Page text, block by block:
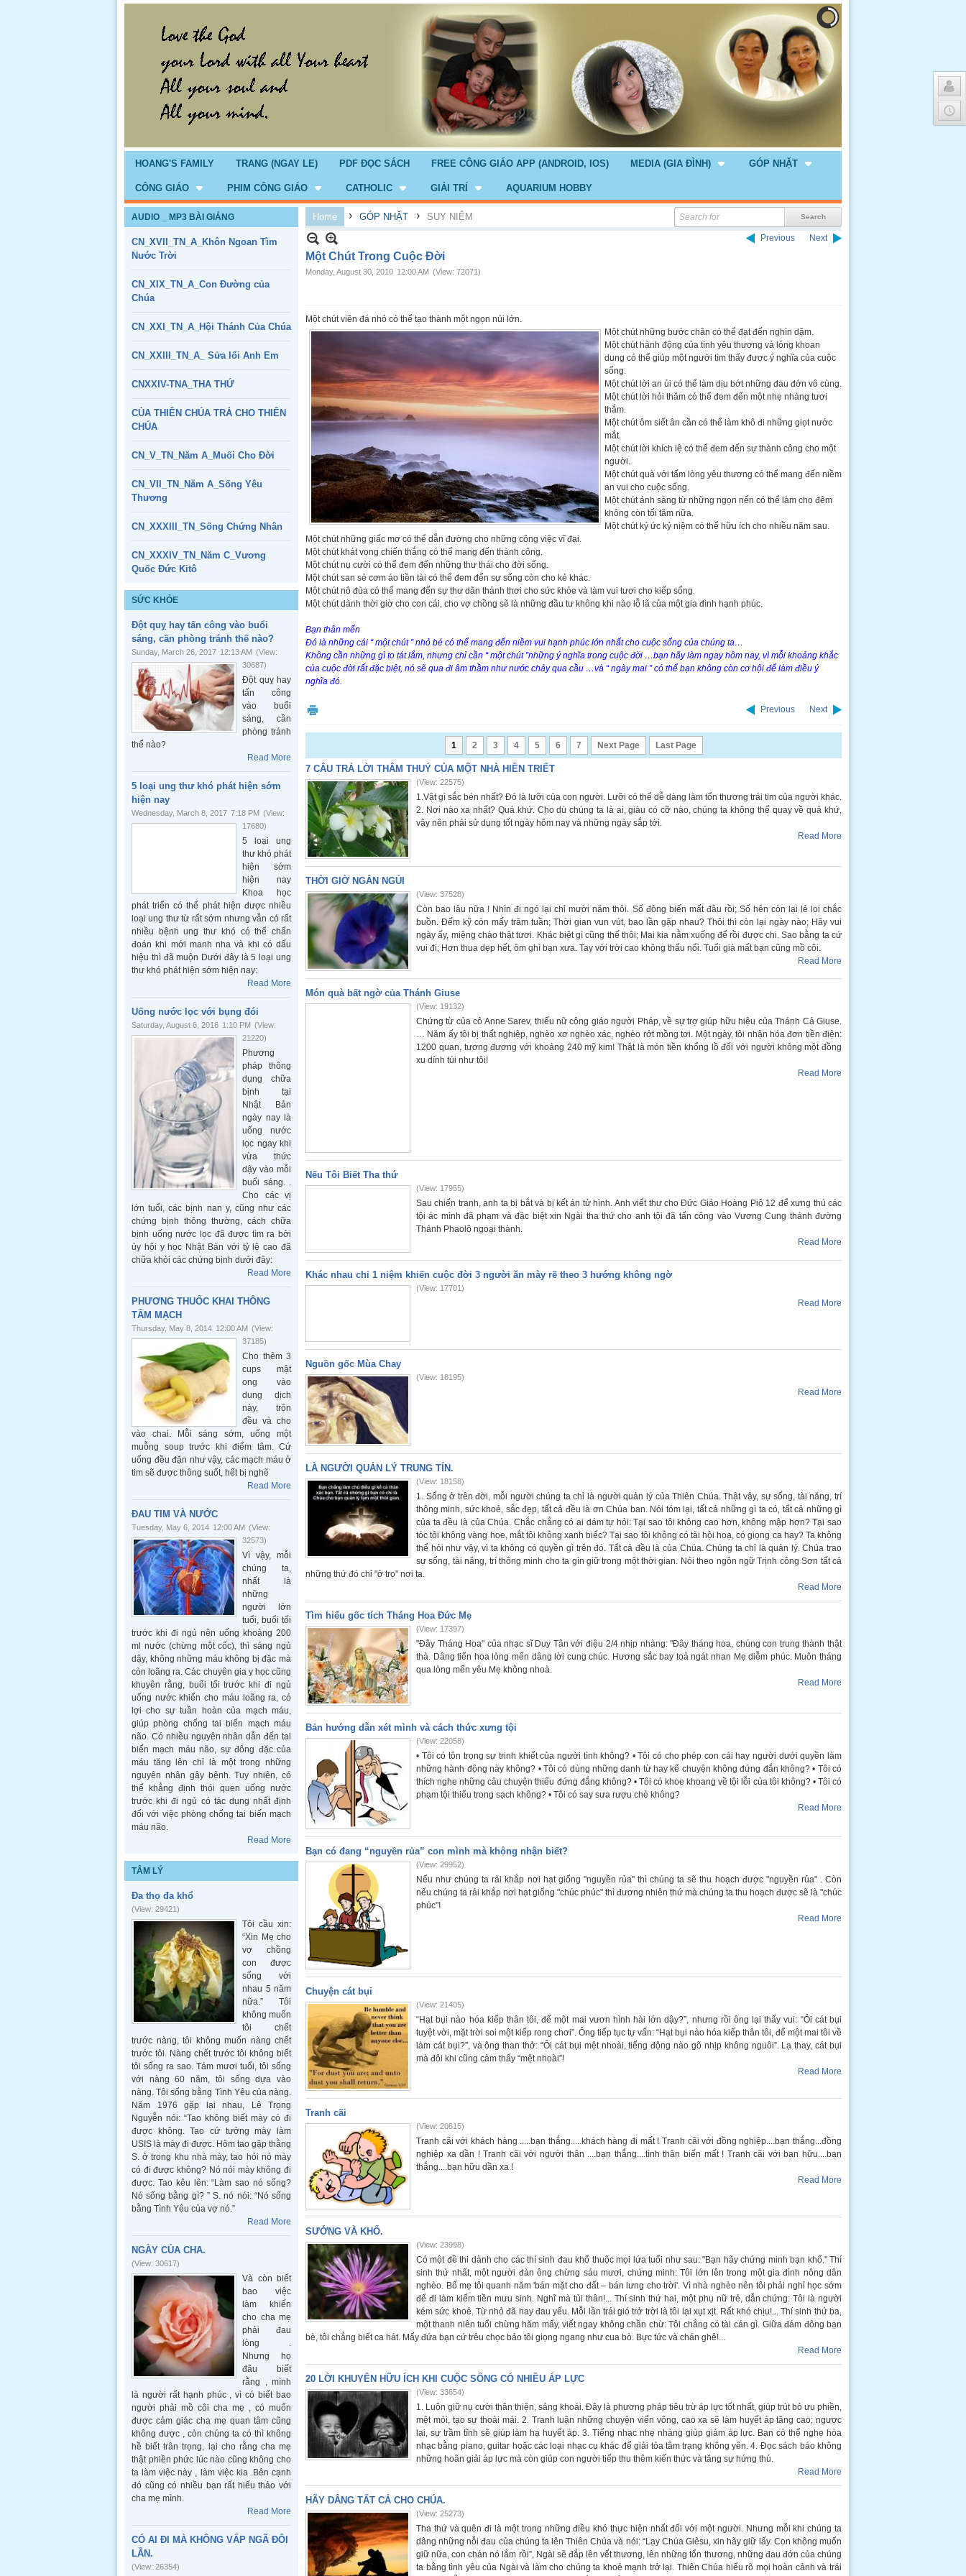
HOANG'S FAMILY TRANG (NGAY LE) PDF ĐỌC SÁCH FREE CÔNG GIÁO APP (ANDROID, IOS) MEDIA (GIA ĐÌNH) GÓP NHẶT
CÔNG GIÁO PHIM CÔNG GIÁO CATHOLIC GIẢI TRÍ AQUARIUM HOBBY
AUDIO _ MP3 BÀI GIẢNG
CN_XVII_TN_A_Khôn Ngoan Tìm
Nước Trời
CN_XIX_TN_A_Con Đường của
Chúa
CN_XXI_TN_A_Hội Thánh Của Chúa
CN_XXIII_TN_A_ Sửa lổi Anh Em
CNXXIV-TNA_THA THỨ
CỦA THIÊN CHÚA TRẢ CHO THIÊN
CHÚA
CN_V_TN_Năm A_Muối Cho Đời
CN_VII_TN_Năm A_Sống Yêu
Thương
CN_XXXIII_TN_Sống Chứng Nhân
CN_XXXIV_TN_Năm C_Vương
Quốc Đức Kitô
SỨC KHỎE
Đột quỵ hay tấn công vào buổi
sáng, cần phòng tránh thế nào?
Sunday, March 26, 2017 12:13 AM (View:
30687)
Đột quỵ hay
tấn công
vào buổi
sáng, cần
phòng tránh
thế nào?
Read More
5 loại ung thư khó phát hiện sớm
hiện nay
Wednesday, March 8, 2017 7:18 PM (View:
17680)
5 loại ung
thư khó phát
hiện sớm
hiện nay
Khoa học
phát triển có thể phát hiện được nhiều
loại ung thư từ rất sớm nhưng vẫn có rất
nhiều bệnh ung thư khó có thể chẩn
đoán khi mới manh nha và khi có dấu
hiệu thì đã muộn Dưới đây là 5 loại ung
thư khó phát hiện sớm hiện nay:
Read More
Uống nước lọc với bụng đói
Saturday, August 6, 2016 1:10 PM (View:
21220)
Phương
pháp thông
dụng chữa
bịnh tại
Nhật Bản
ngày nay là
uống nước
lọc ngay khi
vừa thức
dậy vào mỗi
buổi sáng. .
Cho các vị
lớn tuổi, các bịnh nan y, cũng như các
chứng bịnh thông thường, cách chữa
bịnh uống nước lọc đã được tìm ra bởi
ủy hội y học Nhật Bản với tỷ lệ cao đã
chữa khỏi các chứng bịnh dưới đây:
Read More
PHƯƠNG THUỐC KHAI THÔNG
TÂM MẠCH
Thursday, May 8, 2014 12:00 AM (View:
37185)
Cho thêm 3
cups mật
ong vào
dung dịch
này, trộn
đều và cho
vào chai. Mỗi sáng sớm, uống một
muỗng soup trước khi điểm tâm. Cứ
uống đều đặn như vậy, các mạch máu ở
tim sẽ được thông suốt, hết bị nghẽ
Read More
ĐAU TIM VÀ NƯỚC
Tuesday, May 6, 2014 12:00 AM (View:
32573)
Vì vậy, mỗi
chúng ta,
nhất là
những
người lớn
tuổi, buổi tối
trước khi đi ngủ nên uống khoảng 200
ml nước (chừng một cốc), thì sáng ngủ
dậy, không những máu không bị đặc mà
còn loãng ra. Các chuyên gia y học cũng
khuyên rằng, buổi tối trước khi đi ngủ
uống nước khiến cho máu loãng ra, có
lợi cho sự tuần hoàn của mạch máu,
giúp phòng chống tai biến mạch máu
não. Có nhiều nguyên nhân dẫn đến tai
biến mạch máu não, sự đông đặc của
máu tăng lên chỉ là một trong những
nguyên nhân gây bệnh. Tuy nhiên, có
thể khẳng định thói quen uống nước
trước khi đi ngủ có tác dụng nhất định
đối với việc phòng chống tai biến mạch
máu não.
Read More
TÂM LÝ
Đa thọ đa khổ
(View: 29421)
Tôi cầu xin:
“Xin Mẹ cho
vợ chồng
con được
sống với
nhau 5 năm
nữa.” Tôi
không muốn
tôi chết
trước nàng, tôi không muốn nàng chết
trước tôi. Nàng chết trước tôi không biết
tôi sống ra sao. Tám mươi tuổi, tôi sống
với nàng 60 năm, tôi sống dựa vào
nàng. Tôi sống bằng Tình Yêu của nàng.
Năm 1976 gặp lại nhau, Lê Trọng
Nguyễn nói: “Tao không biết mày có đi
được không. Tao cứ tưởng mày làm
USIS là mày đi được. Hôm tao gặp thằng
S. ở trong khu nhà mày, tao hỏi nó mày
có đi được không? Nó nói mày không đi
được. Tao kêu lên: “Làm sao nó sống?
Nó sống bằng gì? ” S. nó nói: “Nó sống
bằng Tình Yêu của vợ nó.”
Read More
NGÀY CỦA CHA.
(View: 30617)
Và còn biết
bao việc
làm khiến
cho cha mẹ
phải đau
lòng .
Nhưng họ
đâu biết
rằng , mình
là người rất hạnh phúc , vì có biết bao
người phải mồ côi cha mẹ , có muốn
được cảm giác cha mẹ quan tâm cũng
không được , còn chúng ta có thì không
hề biết trân trọng, lại cho rằng cha mẹ
thật phiền phức lúc nào cũng không cho
ta làm việc này , làm việc kia .Bên cạnh
đó cũng có nhiều bạn rất hiếu thảo với
cha mẹ mình.
Read More
CÓ AI ĐI MÀ KHÔNG VẤP NGÃ ĐÔI
LẦN.
(View: 26354)
Home › GÓP NHẶT › SUY NIỆM
Previous Next
Một Chút Trong Cuộc Đời
Monday, August 30, 2010 12:00 AM (View: 72071)
Một chút viên đá nhỏ có thể tạo thành một ngọn núi lớn.
Một chút những bước chân có thể đạt đến nghìn dặm.
Một chút hành động của tình yêu thương và lòng khoan
dung có thể giúp một người tìm thấy được ý nghĩa của cuộc
sống.
Một chút lời an ủi có thể làm dịu bớt những đau đớn vô cùng.
Một chút lời hỏi thăm có thể đem đến một nhẹ nhàng tươi
thắm.
Một chút ôm siết ân cần có thể làm khô đi những giọt nước
mắt.
Một chút lời khích lệ có thể đem đến sự thành công cho một
người.
Một chút quà với tấm lòng yêu thương có thể mang đến niềm
an vui cho cuộc sống.
Một chút ánh sáng từ những ngọn nến có thể làm cho đêm
không còn tối tăm nữa.
Một chút ký ức kỷ niệm có thể hữu ích cho nhiều năm sau.
Một chút những giấc mơ có thể dẫn đường cho những công việc vĩ đại.
Một chút khát vọng chiến thắng có thể mang đến thành công.
Một chút nụ cười có thể đem đến những thư thái cho đời sống.
Một chút san sẻ cơm áo tiền tài có thể đem đến sự sống còn cho kẻ khác.
Một chút nô đùa có thể mang đến sự thư dãn thảnh thơi cho sức khỏe và làm vui tươi cho kiếp sống.
Một chút dành thời giờ cho con cái, cho vợ chồng sẽ là những đầu tư không khi nào lỗ lã của một gia đình hạnh phúc.
Bạn thân mến
Đó là những cái “ một chút ” nhỏ bé có thể mang đến niềm vui hạnh phúc lớn nhất cho cuộc sống của chúng ta…
Không cần những gì to tát lắm, nhưng chỉ cần “ một chút ”những ý nghĩa trong cuộc đời …bạn hãy làm ngay hôm nay, vì mỗi khoảng khắc
của cuộc đời rất đặc biệt, nó sẽ qua đi âm thầm như nước chảy qua cầu …và “ ngày mai ” có thể bạn không còn cơ hội để làm điều ý
nghĩa đó.
Previous Next
1 2 3 4 5 6 7 Next Page Last Page
7 CÂU TRẢ LỜI THÂM THUÝ CỦA MỘT NHÀ HIỀN TRIẾT
(View: 22575)
1.Vật gì sắc bén nhất? Đó là lưỡi của con người. Lưỡi có thể dễ dàng làm tổn thương trái tim của người khác.
2. Nơi nào xa nhất? Quá khứ. Cho dù chúng ta là ai, giàu có cỡ nào, chúng ta không thể quay về quá khứ,
vậy nên phải sử dụng tốt ngày hôm nay và những ngày sắp tới.
Read More
THỜI GIỜ NGẮN NGỦI
(View: 37528)
Còn bao lâu nữa ! Nhìn đi ngó lại chỉ mười năm thôi. Số đông biến mất đâu rồi; Số hên còn lại lẻ loi chắc
buồn. Đếm kỹ còn mấy trăm tuần; Thời gian vun vút, bao lần gặp nhau? Thôi thì còn lại ngày nào; Hãy vui
ngày ấy, miệng chào thật tươi. Khác biệt gì cũng thế thôi; Mai kia nằm xuống để rồi được chi. Sao bằng ta cứ
vui đi; Hơn thua dẹp hết, ôm ghì bạn xưa. Tay với trời cao không thấu nổi. Tuổi già mất bạn cũng mồ côi.
Read More
Món quà bất ngờ của Thánh Giuse
(View: 19132)
Chứng từ của cô Anne Sarev, thiếu nữ công giáo người Pháp, về sự trợ giúp hữu hiệu của Thánh Cả Giuse.
… Năm ấy tôi bị thất nghiệp, nghèo xơ nghèo xác, nghèo rớt mồng tơi. Một ngày, tôi nhận hóa đơn tiền điện:
1200 quan, tương đương với khoảng 240 mỹ kim! Thật là món tiền khổng lồ đối với người không một đồng
xu dính túi như tôi!
Read More
Nếu Tôi Biết Tha thứ
(View: 17955)
Sau chiến tranh, anh ta bị bắt và bị kết án tử hình. Anh viết thư cho Đức Giáo Hoàng Piô 12 để xưng thú các
tội ác mình đã phạm và đặc biệt xin Ngài tha thứ cho anh tội đã tấn công vào Vương Cung thánh đường
Thánh Phaolô ngoại thành.
Read More
Khác nhau chỉ 1 niệm khiến cuộc đời 3 người ăn mày rẽ theo 3 hướng không ngờ
(View: 17701)
Read More
Nguồn gốc Mùa Chay
(View: 18195)
Read More
LÀ NGƯỜI QUẢN LÝ TRUNG TÍN.
(View: 18158)
1. Sống ở trên đời, mỗi người chúng ta chỉ là người quản lý của Thiên Chúa. Thật vậy, sự sống, tài năng, trí
thông minh, sức khoẻ, sắc đẹp, tất cả đều là ơn Chúa ban. Nói tóm lại, tất cả những gì ta có, tất cả những gì
của ta đều là của Chúa. Chắc chẳng có ai dám tự hỏi: Tại sao tôi không cao hơn, không mập hơn? Tại sao
tóc tôi không vàng hoe, mắt tôi không xanh biếc? Tại sao tôi không có tài hội hoạ, có giọng ca hay? Ta không
thể hỏi như vậy, vì ta không có quyền gì trên đó. Tất cả đều là của Chúa. Chúng ta chỉ là quản lý. Chúa trao
sự sống, tài năng, trí thông minh cho ta gìn giữ trong một thời gian. Nói theo ngôn ngữ Trịnh công Sơn tất cả
những thứ đó chỉ "ở trọ" nơi ta.
Read More
Tìm hiểu gốc tích Tháng Hoa Đức Mẹ
(View: 17397)
"Đây Tháng Hoa" của nhạc sĩ Duy Tân với điệu 2/4 nhịp nhàng: "Đây tháng hoa, chúng con trung thành thật
thà. Dâng tiến hoa lòng mến dâng lời cung chúc. Hương sắc bay toả ngát nhan Mẹ diễm phúc. Muôn tháng
qua lòng mến yêu Mẹ không nhoà.
Read More
Bản hướng dẫn xét mình và cách thức xưng tội
(View: 22058)
• Tôi có tôn trọng sự trinh khiết của người tình không? • Tôi có cho phép con cái hay người dưới quyền làm
những hành động này không? • Tôi có dùng những danh từ hay kể chuyện không đứng đắn không? • Tôi có
thích nghe những câu chuyện thiếu đứng đắng không? • Tôi có khoe khoang về tội lỗi của tôi không? • Tôi có
phạm tội thiếu trong sạch không? • Tôi có say sưa rượu chè không?
Read More
Bạn có đang “nguyền rủa” con mình mà không nhận biết?
(View: 29952)
Nếu như chúng ta rải khắp nơi hạt giống "nguyền rủa" thì chúng ta sẽ thu hoạch được "nguyền rủa" . Còn
nếu chúng ta rải khắp nơi hạt giống "chúc phúc" thì đương nhiên thứ mà chúng ta thu hoạch được sẽ là "chúc
phúc"!
Read More
Chuyện cát bụi
(View: 21405)
“Hạt bụi nào hóa kiếp thân tôi, để một mai vươn hình hài lớn dậy?”, nhưng rồi ông lại thấy vui: “Ôi cát bụi
tuyệt vời, mặt trời soi một kiếp rong chơi”. Ông tiếp tục tự vấn: “Hạt bụi nào hóa kiếp thân tôi, để một mai tôi về
làm cát bụi?”, và ông than thở: “Ôi cát bụi mệt nhoài, tiếng động nào gõ nhịp không nguôi”. Lạ thay, cát bụi
mà đôi khi cũng cảm thấy “mệt nhoài”!
Read More
Tranh cãi
(View: 20615)
Tranh cãi với khách hàng .....bạn thắng.....khách hàng đi mất ! Tranh cãi với đồng nghiệp....bạn thắng...đồng
nghiệp xa dần ! Tranh cãi với người thân ....bạn thắng....tình thân biến mất ! Tranh cãi với bạn hữu....bạn
thắng....bạn hữu dần xa !
Read More
SƯỚNG VÀ KHỔ.
(View: 23998)
Có một đề thi dành cho các thí sinh đau khổ thuộc mọi lứa tuổi như sau: "Bạn hãy chứng minh bạn khổ." Thí
sinh thứ nhất, một người đàn ông chừng sáu mươi, chứng minh: Tôi lớn lên trong một gia đình nông dân
nghèo. Bố mẹ tôi quanh năm 'bán mặt cho đất – bán lưng cho trời'. Vì nhà nghèo nên tôi phải nghỉ học sớm
để đi làm kiếm tiền mưu sinh. Nghĩ mà tủi thân!... Thí sinh thứ hai, một phụ nữ trẻ, dẫn chứng: Tôi là người
kém sức khoẻ. Từ nhỏ đã hay đau yếu. Mỗi lần trái gió trở trời là tôi lại xụt xịt. Rất khó chịu!... Thí sinh thứ ba,
một thanh niên tuổi chừng hăm mấy, viết ngay không chần chừ: Tôi chẳng có tài cán gì. Giữa đám đông bạn
bè, tôi chẳng biết ca hát. Mấy đứa bạn cứ trêu chọc bảo tôi giọng ngang như cua bò. Bực tức và chán ghê!...
Read More
20 LỜI KHUYÊN HỮU ÍCH KHI CUỘC SỐNG CÓ NHIỀU ÁP LỰC
(View: 33654)
1. Luôn giữ nụ cười thân thiện, sảng khoái. Đây là phương pháp tiêu trừ áp lực tốt nhất, giúp trút bỏ ưu phiền,
mệt mỏi, tạo sự thoải mái. 2. Tranh luận những chuyện viển vông, cao xa sẽ làm huyết áp tăng cao; ngược
lại, sự trầm tĩnh sẽ giúp làm hạ huyết áp. 3. Tiếng nhạc nhẹ nhàng giúp giảm áp lực. Bạn có thể nghe hòa
nhạc bằng piano, guitar hoặc các loại nhạc cụ khác để giải tỏa tâm trạng không yên. 4. Đọc sách báo không
những hoãn giải áp lực mà còn giúp con người tiếp thu thêm kiến thức và tăng sự hứng thú.
Read More
HÃY DÂNG TẤT CẢ CHO CHÚA.
(View: 25273)
Tha thứ và quên đi là một trong những điều khó thực hiện nhất đối với một người. Nhưng mỗi khi chúng ta
dâng những nỗi đau của chúng ta lên Thiên Chúa và nói: “Lạy Chúa Giêsu, xin hãy giữ lấy. Con không muốn
giữ nữa, con chán nó lắm rồi”, Ngài sẽ đắp lên vết thương, lên những tổn thương, những đau đớn của chúng
ta bằng tình yêu của Ngài và làm cho chúng ta khoẻ mạnh trở lại. Thiên Chúa hiểu rõ mọi hoàn cảnh và trái